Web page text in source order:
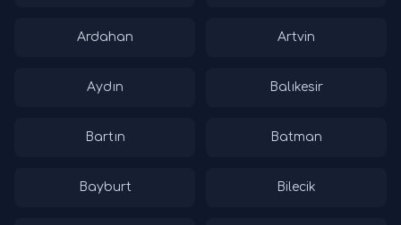
Ardahan Artvin
Aydın Balıkesir
Bartın Batman
Bayburt Bilecik